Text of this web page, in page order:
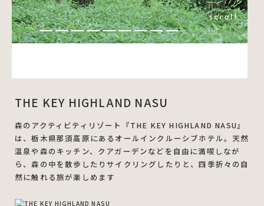
THE KEY HIGHLAND NASU
森のアクティビティリゾート『THE KEY HIGHLAND NASU』
は、栃木県那須高原にあるオールインクルーシブホテル。天然
温泉や森のキッチン、クアガーデンなどを自由に満喫しなが
ら、森の中を散歩したりサイクリングしたりと、四季折々の自
然に触れる旅が楽しめます